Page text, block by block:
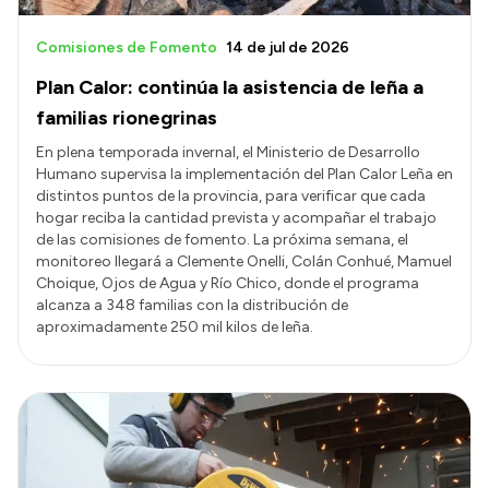
Plan Calor: continúa la asistencia de leña a
familias rionegrinas
Comisiones de Fomento 14 de jul de 2026
En plena temporada invernal, el Ministerio de Desarrollo
Humano supervisa la implementación del Plan Calor Leña en
distintos puntos de la provincia, para verificar que cada
hogar reciba la cantidad prevista y acompañar el trabajo
de las comisiones de fomento. La próxima semana, el
monitoreo llegará a Clemente Onelli, Colán Conhué, Mamuel
Choique, Ojos de Agua y Río Chico, donde el programa
alcanza a 348 familias con la distribución de
aproximadamente 250 mil kilos de leña.